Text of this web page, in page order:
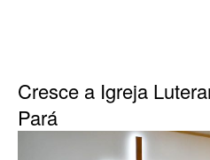
Cresce a Igreja
Pará